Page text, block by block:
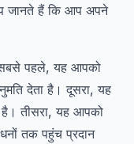
जानते हैं कि आप अपने
पहले, यह आपको
देता है। दूसरा, यह
तीसरा, यह आपको
तक पहुंच प्रदान